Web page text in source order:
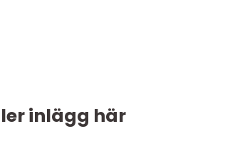
inlägg här